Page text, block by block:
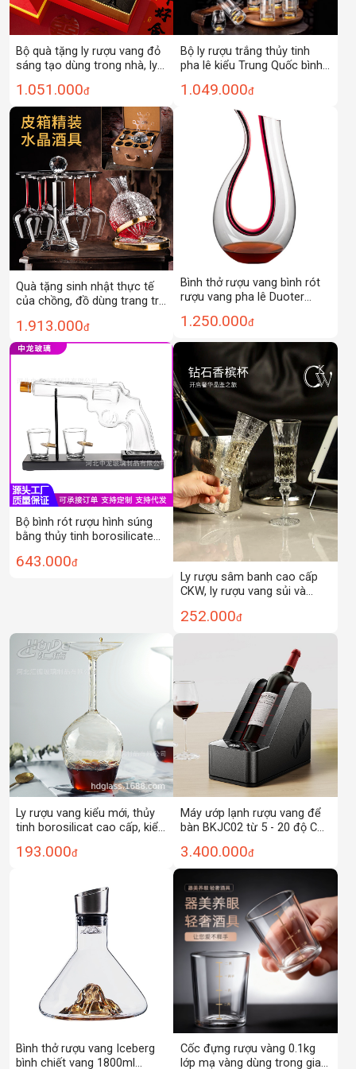
Bộ quà tặng ly rượu vang đỏ
sáng tạo dùng trong nhà, ly
tặng cao cấp
1.051.000đ
Bộ ly rượu trắng thủy tinh
pha lê kiểu Trung Quốc bình
trọng nhẹ gia dụng
1.049.000đ
Quà tặng sinh nhật thực tế
của chồng, đồ dùng trang trí
ngày của cha, ly rượu vang
đỏ đám cưới
1.913.000đ
Bình thở rượu vang bình rót
rượu vang pha lê Duoter
1.250.000đ
Bộ bình rót rượu hình súng
bằng thủy tinh borosilicate
rượu vang, chai thủy tinh, ly
643.000đ
Ly rượu sâm banh cao cấp
CKW, ly rượu vang sủi và
trọng nhẹ nhàng, bộ ly uống
rượu gia dụng
252.000đ
Ly rượu vang kiểu mới, thủy
tinh borosilicat cao cấp, kiểu
vang ngược, ly rượu vang đỏ
193.000đ
Máy ướp lạnh rượu vang để
bàn BKJC02 từ 5 - 20 độ C
3.400.000đ
Bình thở rượu vang Iceberg
bình chiết vang 1800ml
Cốc đựng rượu vàng 0.1kg
lớp mạ vàng dùng trong gia